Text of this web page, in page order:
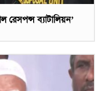
রেসপন্স ব্যাটালিয়ন’